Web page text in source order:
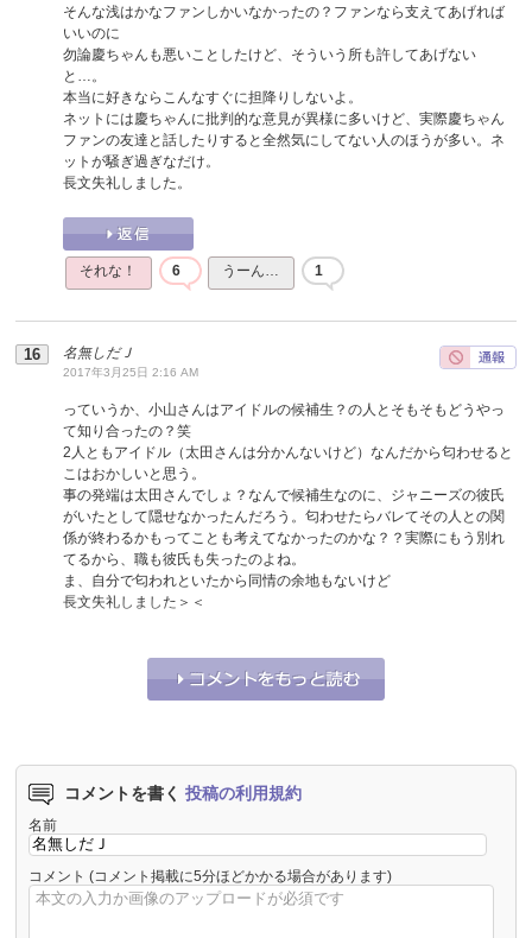
そんな浅はかなファンしかいなかったの？ファンなら支えてあげれば
いいのに
勿論慶ちゃんも悪いことしたけど、そういう所も許してあげない
と…。
本当に好きならこんなすぐに担降りしないよ。
ネットには慶ちゃんに批判的な意見が異様に多いけど、実際慶ちゃん
ファンの友達と話したりすると全然気にしてない人のほうが多い。ネ
ットが騒ぎ過ぎなだけ。
長文失礼しました。
それな！ 6 うーん… 1
名無しだＪ
2017年3月25日 2:16 AM
っていうか、小山さんはアイドルの候補生？の人とそもそもどうやっ
て知り合ったの？笑
2人ともアイドル（太田さんは分かんないけど）なんだから匂わせると
こはおかしいと思う。
事の発端は太田さんでしょ？なんで候補生なのに、ジャニーズの彼氏
がいたとして隠せなかったんだろう。匂わせたらバレてその人との関
係が終わるかもってことも考えてなかったのかな？？実際にもう別れ
てるから、職も彼氏も失ったのよね。
ま、自分で匂われといたから同情の余地もないけど
長文失礼しました＞＜
3 うーん… 0
コメントを書く 投稿の利用規約
名前
コメント (コメント掲載に5分ほどかかる場合があります)